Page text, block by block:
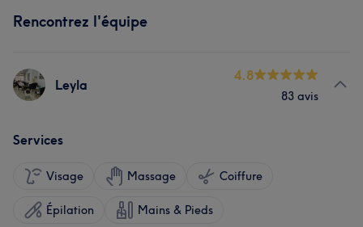
Rencontrez l'équipe
Leyla
4.8
83 avis
Services
Visage Massage Coiffure
Épilation Mains & Pieds